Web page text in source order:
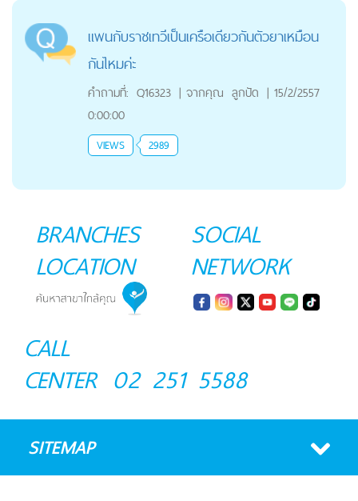
แพนกับราชเทวีเป็นเครือเดียวกันตัวยาเหมือน
กันไหมค่ะ
คำถามที่: Q16323 | จากคุณ ลูกปัด | 15/2/2557
0:00:00
VIEWS 2989
BRANCHES
LOCATION
SOCIAL
NETWORK
CALL
CENTER 02 251 5588
SITEMAP